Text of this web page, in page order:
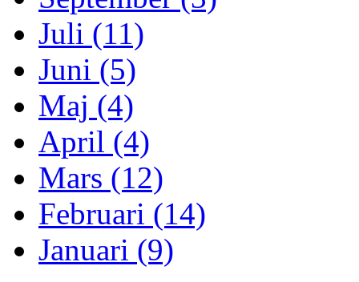
Juli (11)
Juni (5)
Maj (4)
April (4)
Mars (12)
Februari (14)
Januari (9)